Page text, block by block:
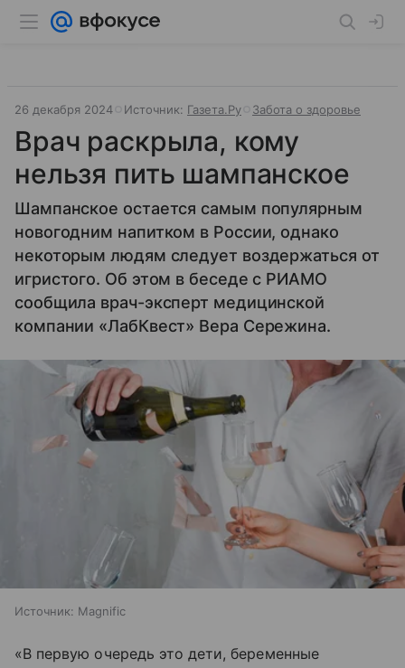
26 декабря 2024 Источник: Газета.Ру Забота о здоровье
Врач раскрыла, кому
нельзя пить шампанское
Шампанское остается самым популярным
новогодним напитком в России, однако
некоторым людям следует воздержаться от
игристого. Об этом в беседе с РИАМО
сообщила врач-эксперт медицинской
компании «ЛабКвест» Вера Сережина.
Источник: Magnific
«В первую очередь это дети, беременные